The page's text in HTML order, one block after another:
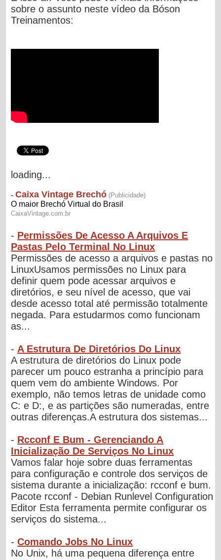
sobre o assunto neste vídeo da Bóson
Treinamentos:
loading...
- Permissões De Acesso A Arquivos E
Pastas Pelo Terminal No Linux
Permissões de acesso a arquivos e pastas no
LinuxUsamos permissões no Linux para
definir quem pode acessar arquivos e
diretórios, e seu nível de acesso, que vai
desde acesso total até permissão totalmente
negada. Para estudarmos como funcionam
as...
- A Estrutura De Diretórios Do Linux
A estrutura de diretórios do Linux pode
parecer um pouco estranha a princípio para
quem vem do ambiente Windows. Por
exemplo, não temos letras de unidade como
C: e D:, e as partições são numeradas, entre
outras diferenças.A estrutura dos sistemas...
- Rcconf E Bum - Gerenciando A
Inicialização De Serviços No Linux
Vamos falar hoje sobre duas ferramentas
para configuração e controle dos serviços de
sistema durante a inicialização: rcconf e bum.
Pacote rcconf - Debian Runlevel Configuration
Editor Esta ferramenta permite configurar os
serviços do sistema...
-Comando Jobs No Linux
No Unix, há uma pequena diferença entre